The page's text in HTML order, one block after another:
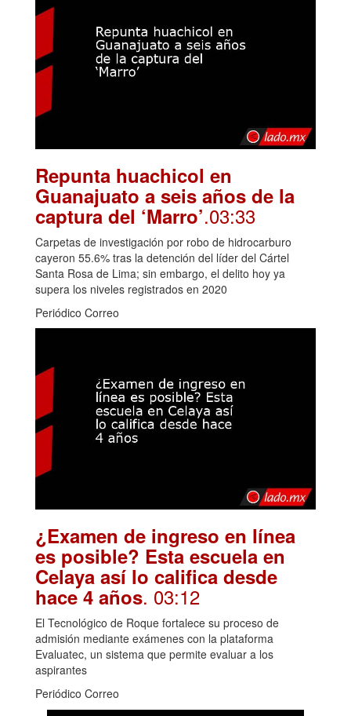
Repunta huachicol en
Guanajuato a seis años de la
captura del ‘Marro’.03:33
Carpetas de investigación por robo de hidrocarburo
cayeron 55.6% tras la detención del líder del Cártel
Santa Rosa de Lima; sin embargo, el delito hoy ya
supera los niveles registrados en 2020
Periódico Correo
¿Examen de ingreso en línea
es posible? Esta escuela en
Celaya así lo califica desde
hace 4 años. 03:12
El Tecnológico de Roque fortalece su proceso de
admisión mediante exámenes con la plataforma
Evaluatec, un sistema que permite evaluar a los
aspirantes
Periódico Correo